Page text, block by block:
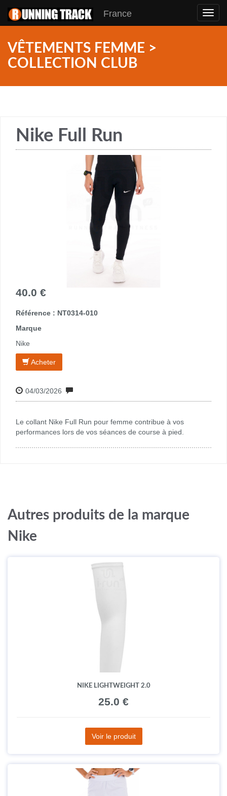
France
VÊTEMENTS FEMME >
COLLECTION CLUB
Nike Full Run
40.0 €
Référence : NT0314-010
Marque
Nike
Acheter
04/03/2026
Le collant Nike Full Run pour femme contribue à vos
performances lors de vos séances de course à pied.
Autres produits de la marque
Nike
NIKE LIGHTWEIGHT 2.0
25.0 €
Voir le produit